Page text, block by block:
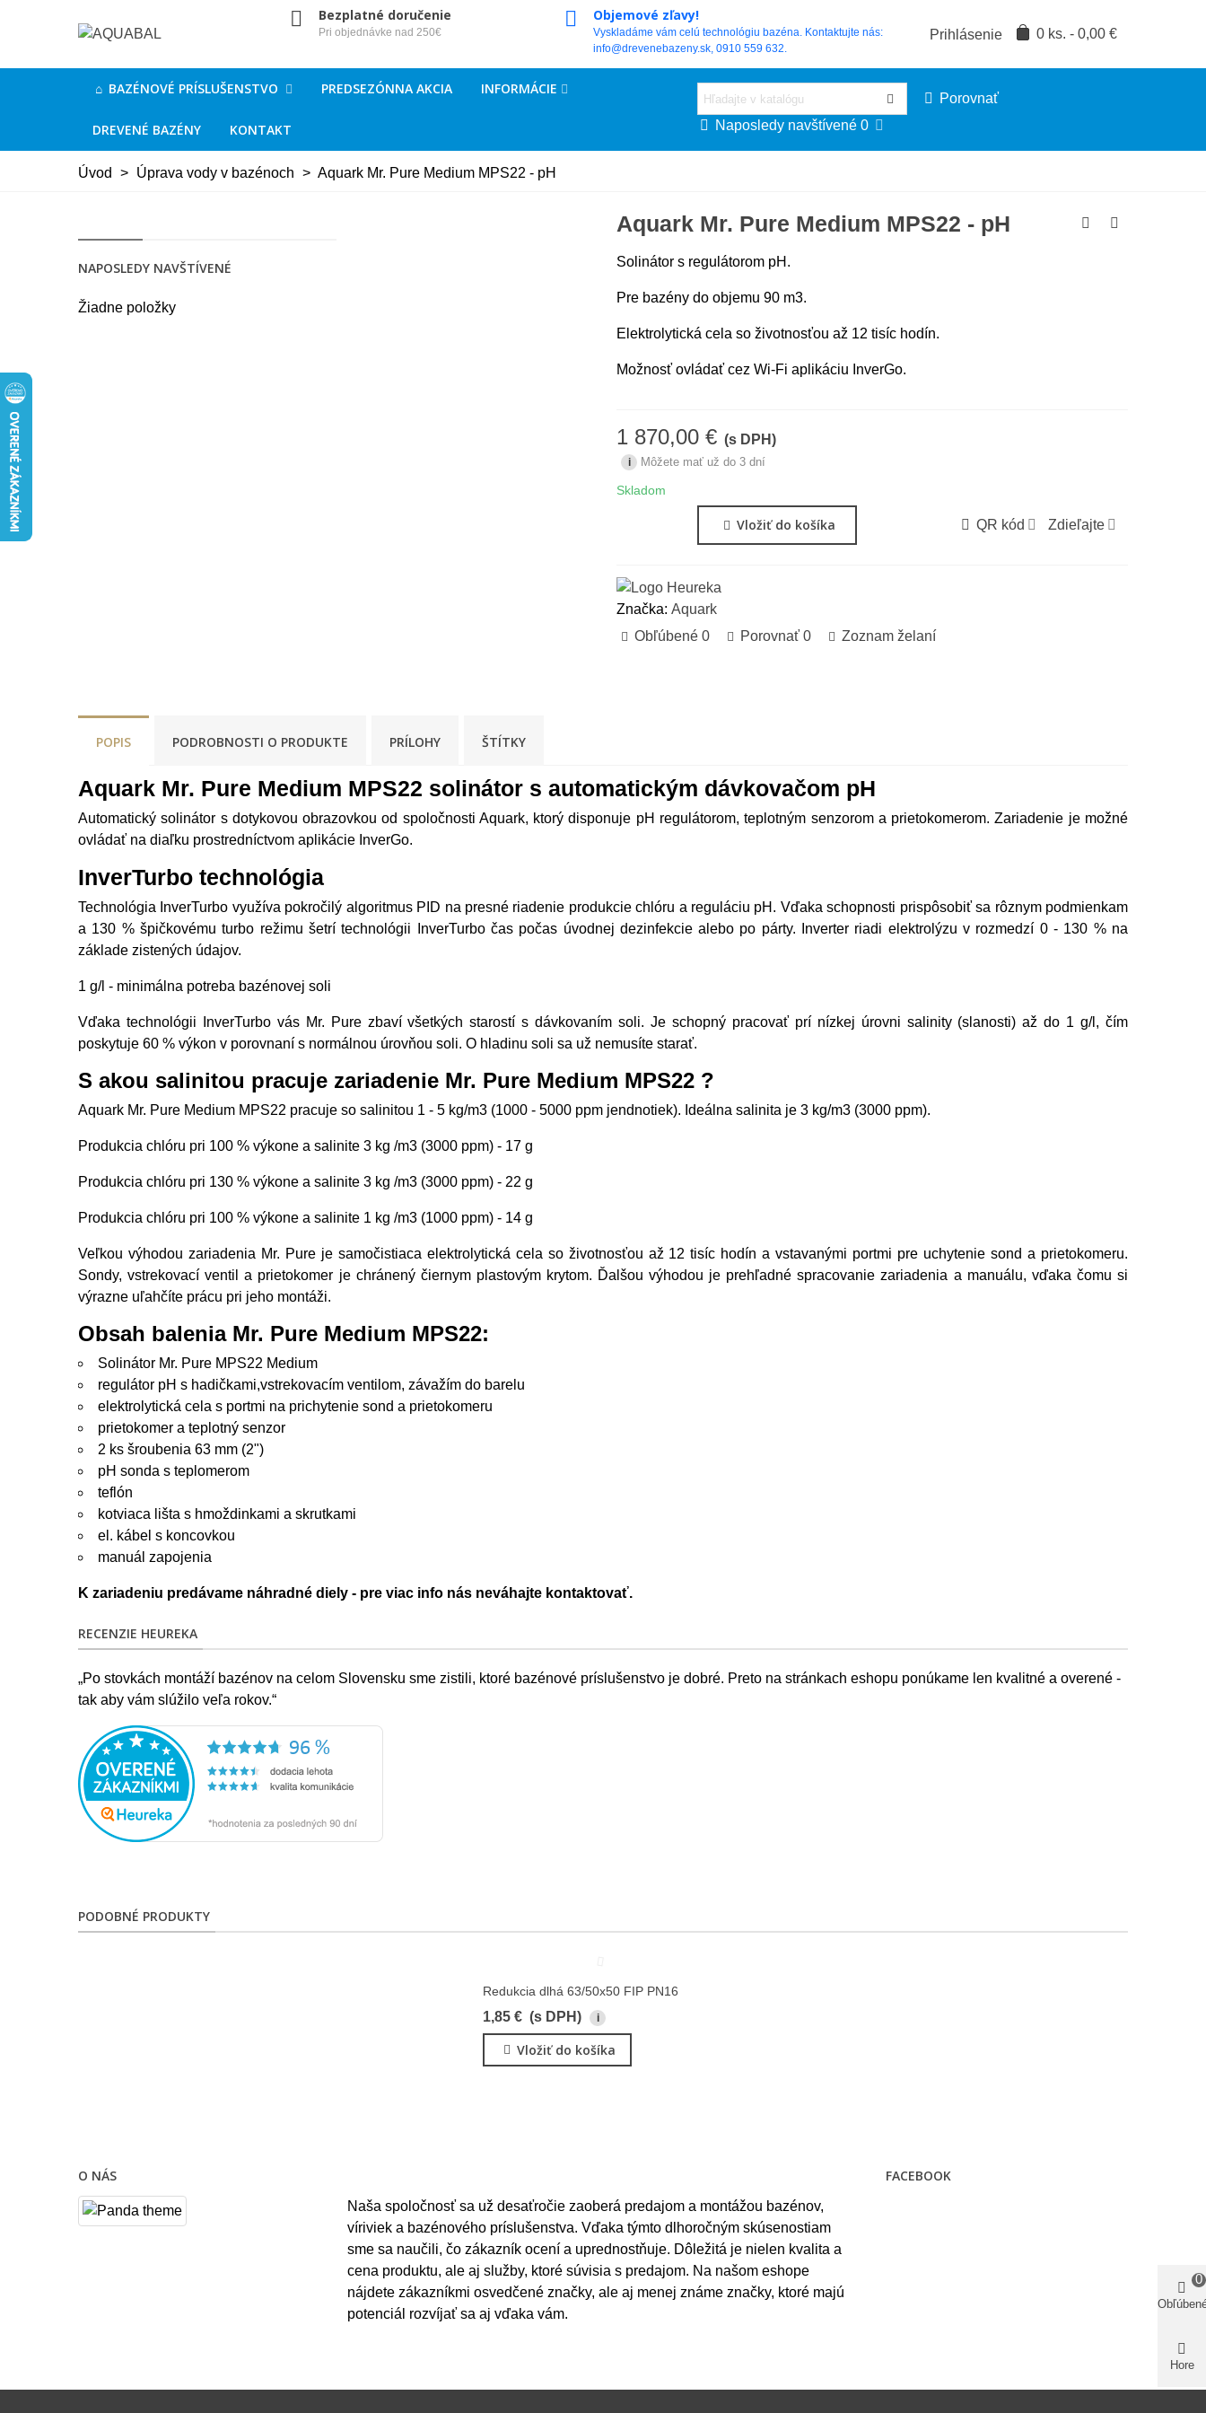
Bezplatné doručenie
Pri objednávke nad 250€
Objemové zľavy!
Vyskladáme vám celú technológiu bazéna. Kontaktujte nás:
info@drevenebazeny.sk, 0910 559 632.
Prihlásenie 0 ks. - 0,00 €
BAZÉNOVÉ PRÍSLUŠENSTVO PREDSEZÓNNA AKCIA INFORMÁCIE
DREVENÉ BAZÉNY KONTAKT
Porovnať
Naposledy navštívené 0
Úvod > Úprava vody v bazénoch > Aquark Mr. Pure Medium MPS22 - pH
NAPOSLEDY NAVŠTÍVENÉ
Žiadne položky
Aquark Mr. Pure Medium MPS22 - pH
Solinátor s regulátorom pH.
Pre bazény do objemu 90 m3.
Elektrolytická cela so životnosťou až 12 tisíc hodín.
Možnosť ovládať cez Wi-Fi aplikáciu InverGo.
1 870,00 € (s DPH)
i Môžete mať už do 3 dní
Skladom
Vložiť do košíka QR kód Zdieľajte
Značka: Aquark
Obľúbené 0 Porovnať 0 Zoznam želaní
POPIS PODROBNOSTI O PRODUKTE PRÍLOHY ŠTÍTKY
Aquark Mr. Pure Medium MPS22 solinátor s automatickým dávkovačom pH
Automatický solinátor s dotykovou obrazovkou od spoločnosti Aquark, ktorý disponuje pH regulátorom, teplotným senzorom a prietokomerom. Zariadenie je možné
ovládať na diaľku prostredníctvom aplikácie InverGo.
InverTurbo technológia
Technológia InverTurbo využíva pokročilý algoritmus PID na presné riadenie produkcie chlóru a reguláciu pH. Vďaka schopnosti prispôsobiť sa rôznym podmienkam
a 130 % špičkovému turbo režimu šetrí technológii InverTurbo čas počas úvodnej dezinfekcie alebo po párty. Inverter riadi elektrolýzu v rozmedzí 0 - 130 % na
základe zistených údajov.
1 g/l - minimálna potreba bazénovej soli
Vďaka technológii InverTurbo vás Mr. Pure zbaví všetkých starostí s dávkovaním soli. Je schopný pracovať prí nízkej úrovni salinity (slanosti) až do 1 g/l, čím
poskytuje 60 % výkon v porovnaní s normálnou úrovňou soli. O hladinu soli sa už nemusíte starať.
S akou salinitou pracuje zariadenie Mr. Pure Medium MPS22 ?
Aquark Mr. Pure Medium MPS22 pracuje so salinitou 1 - 5 kg/m3 (1000 - 5000 ppm jendnotiek). Ideálna salinita je 3 kg/m3 (3000 ppm).
Produkcia chlóru pri 100 % výkone a salinite 3 kg /m3 (3000 ppm) - 17 g
Produkcia chlóru pri 130 % výkone a salinite 3 kg /m3 (3000 ppm) - 22 g
Produkcia chlóru pri 100 % výkone a salinite 1 kg /m3 (1000 ppm) - 14 g
Veľkou výhodou zariadenia Mr. Pure je samočistiaca elektrolytická cela so životnosťou až 12 tisíc hodín a vstavanými portmi pre uchytenie sond a prietokomeru.
Sondy, vstrekovací ventil a prietokomer je chránený čiernym plastovým krytom. Ďalšou výhodou je prehľadné spracovanie zariadenia a manuálu, vďaka čomu si
výrazne uľahčíte prácu pri jeho montáži.
Obsah balenia Mr. Pure Medium MPS22:
Solinátor Mr. Pure MPS22 Medium
regulátor pH s hadičkami,vstrekovacím ventilom, závažím do barelu
elektrolytická cela s portmi na prichytenie sond a prietokomeru
prietokomer a teplotný senzor
2 ks šroubenia 63 mm (2")
pH sonda s teplomerom
teflón
kotviaca lišta s hmoždinkami a skrutkami
el. kábel s koncovkou
manuál zapojenia
K zariadeniu predávame náhradné diely - pre viac info nás neváhajte kontaktovať.
RECENZIE HEUREKA
„Po stovkách montáží bazénov na celom Slovensku sme zistili, ktoré bazénové príslušenstvo je dobré. Preto na stránkach eshopu ponúkame len kvalitné a overené -
tak aby vám slúžilo veľa rokov.“
PODOBNÉ PRODUKTY
Redukcia dlhá 63/50x50 FIP PN16
1,85 € (s DPH) i
Vložiť do košíka
O NÁS
Naša spoločnosť sa už desaťročie zaoberá predajom a montážou bazénov,
víriviek a bazénového príslušenstva. Vďaka týmto dlhoročným skúsenostiam
sme sa naučili, čo zákazník ocení a uprednostňuje. Dôležitá je nielen kvalita a
cena produktu, ale aj služby, ktoré súvisia s predajom. Na našom eshope
nájdete zákazníkmi osvedčené značky, ale aj menej známe značky, ktoré majú
potenciál rozvíjať sa aj vďaka vám.
FACEBOOK
0
Hore